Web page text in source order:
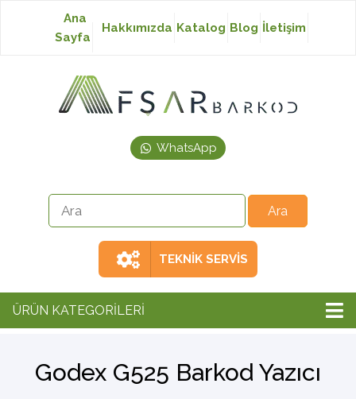
Baskısız Etiket
Japon Akmaz Yıkama
Ribon
Ana
Sayfa
Hakkımızda Katalog Blog İletişim
WhatsApp
TEKNİK SERVİS
ÜRÜN KATEGORİLERİ
Godex G525 Barkod Yazıcı